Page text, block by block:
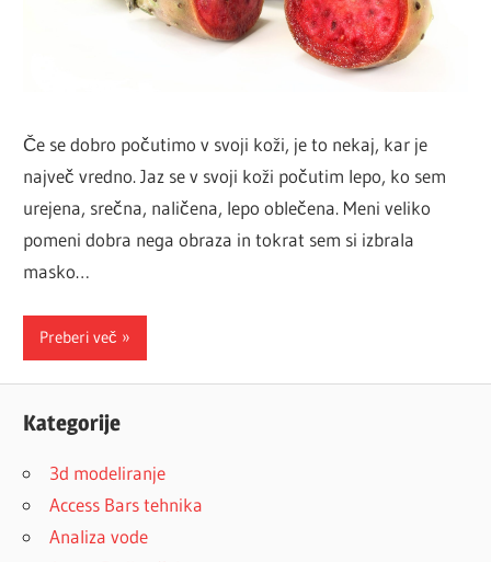
Če se dobro počutimo v svoji koži, je to nekaj, kar je
največ vredno. Jaz se v svoji koži počutim lepo, ko sem
urejena, srečna, naličena, lepo oblečena. Meni veliko
pomeni dobra nega obraza in tokrat sem si izbrala
masko…
Preberi več
Kategorije
3d modeliranje
Access Bars tehnika
Analiza vode